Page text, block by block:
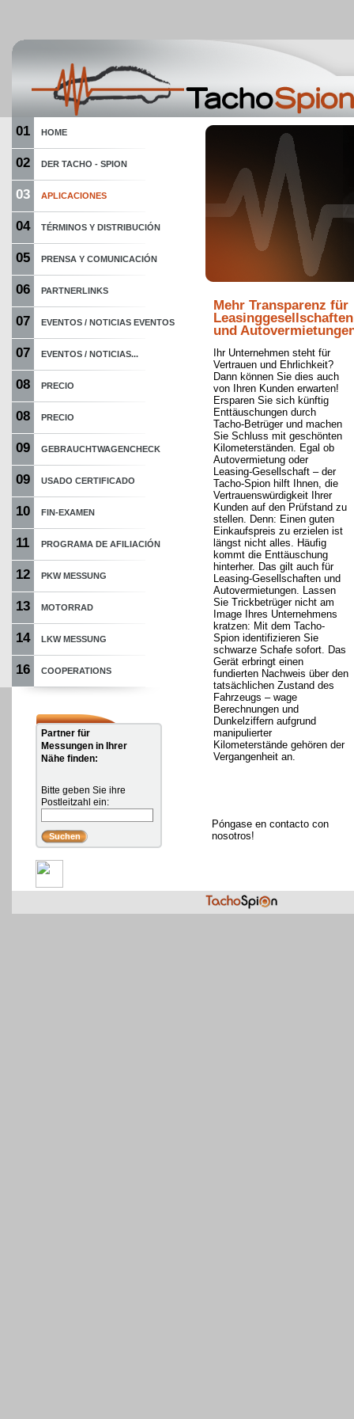
01 HOME
02 DER TACHO - SPION
03 APLICACIONES
04 TÉRMINOS Y DISTRIBUCIÓN
05 PRENSA Y COMUNICACIÓN
06 PARTNERLINKS
07 EVENTOS / NOTICIAS EVENTOS
07 EVENTOS / NOTICIAS...
08 PRECIO
08 PRECIO
09 GEBRAUCHTWAGENCHECK
09 USADO CERTIFICADO
10 FIN-EXAMEN
11 PROGRAMA DE AFILIACIÓN
12 PKW MESSUNG
13 MOTORRAD
14 LKW MESSUNG
16 COOPERATIONS
Partner für
Messungen in Ihrer
Nähe finden:
Bitte geben Sie ihre
Postleitzahl ein:
Mehr Transparenz für
Leasinggesellschaften
und
Ihr Unternehmen steht für
Vertrauen und Ehrlichkeit?
Dann können Sie dies auch
von Ihren Kunden erwarten!
Ersparen Sie sich künftig
Enttäuschungen durch
Tacho-Betrüger und machen
Sie Schluss mit geschönten
Kilometerständen. Egal ob
Autovermietung oder
Leasing-Gesellschaft – der
Tacho-Spion hilft Ihnen, die
Vertrauenswürdigkeit Ihrer
Kunden auf den Prüfstand zu
stellen. Denn: Einen guten
Einkaufspreis zu erzielen ist
längst nicht alles. Häufig
kommt die Enttäuschung
hinterher. Das gilt auch für
Leasing-Gesellschaften und
Autovermietungen. Lassen
Sie Trickbetrüger nicht am
Image Ihres Unternehmens
kratzen: Mit dem Tacho-
Spion identifizieren Sie
schwarze Schafe sofort. Das
Gerät erbringt einen
fundierten Nachweis über den
tatsächlichen Zustand des
Fahrzeugs – wage
Berechnungen und
Dunkelziffern aufgrund
manipulierter
Kilometerstände gehören der
Vergangenheit an.
Póngase en contacto con
nosotros!